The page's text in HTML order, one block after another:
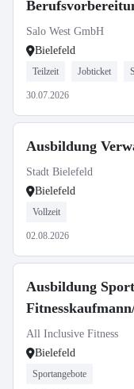
Salo West GmbH
Bielefeld
Teilzeit Jobticket
30.07.2026
Ausbildung
Stadt Bielefeld
Bielefeld
Vollzeit
02.08.2026
Ausbildung
All Inclusive Fitness
Bielefeld
Sportangebote